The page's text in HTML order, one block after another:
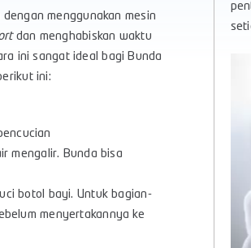
menggunakan mesin
dan menghabiskan waktu
ini sangat ideal bagi Bunda
ini:
mengalir. Bunda bisa
botol bayi. Untuk bagian-
menyertakannya ke